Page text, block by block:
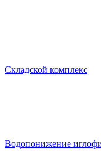
Складской комплекс
Водопонижение